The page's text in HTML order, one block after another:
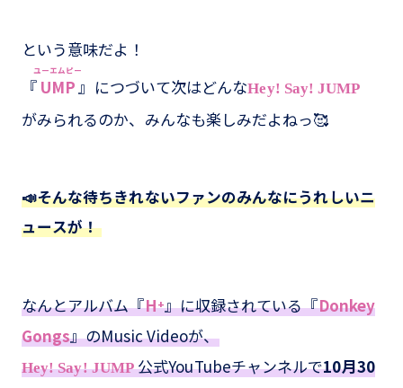
という意味だよ！
『 UMP
ユーエムピー
』につづいて次はどんなHey! Say! JUMP
がみられるのか、みんなも楽しみだよねっ🥰
📣そんな待ちきれないファンのみんなにうれしいニ
ュースが！
なんとアルバム『H⁺』に収録されている『Donkey
Gongs』のMusic Videoが、
Hey! Say! JUMP公式YouTubeチャンネルで10月30